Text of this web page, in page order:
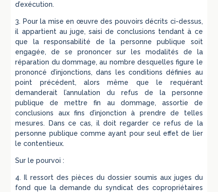
d’exécution.
3. Pour la mise en œuvre des pouvoirs décrits ci-dessus,
il appartient au juge, saisi de conclusions tendant à ce
que la responsabilité de la personne publique soit
engagée, de se prononcer sur les modalités de la
réparation du dommage, au nombre desquelles figure le
prononcé d’injonctions, dans les conditions définies au
point précédent, alors même que le requérant
demanderait l’annulation du refus de la personne
publique de mettre fin au dommage, assortie de
conclusions aux fins d’injonction à prendre de telles
mesures. Dans ce cas, il doit regarder ce refus de la
personne publique comme ayant pour seul effet de lier
le contentieux.
Sur le pourvoi :
4. Il ressort des pièces du dossier soumis aux juges du
fond que la demande du syndicat des copropriétaires